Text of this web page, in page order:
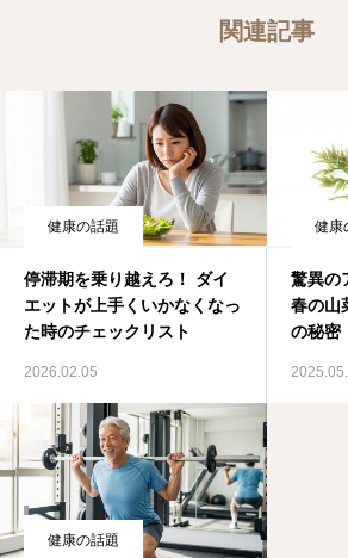
関連記事
健康の話題
停滞期を乗り越えろ！ ダイ
エットが上手くいかなくなっ
た時のチェックリスト
2026.02.05
健康
驚異の
春の山
の秘密
健康の話題